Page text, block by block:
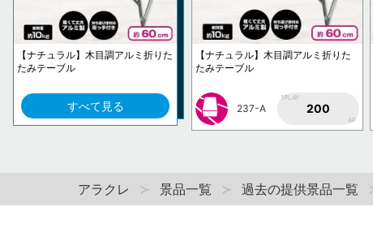
【ナチュラル】木目調アルミ折りた
たみテーブル
すべて見る
【ナチュラル】木目調アルミ折りた
たみテーブル
237-A
1PLAY
200
AP
アラクレ 景品一覧 過去の提供景品一覧